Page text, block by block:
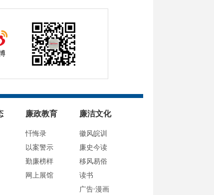
廉政教育
忏悔录
以案警示
勤廉榜样
网上展馆
廉洁文化
徽风皖训
廉史今读
移风易俗
读书
广告·漫画